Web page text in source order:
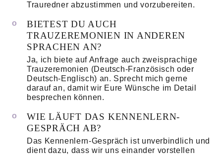
Trauredner abzustimmen und vorzubereiten.
BIETEST DU AUCH
TRAUZEREMONIEN IN ANDEREN
SPRACHEN AN?
Ja, ich biete auf Anfrage auch zweisprachige
Trauzeremonien (Deutsch-Französisch oder
Deutsch-Englisch) an. Sprecht mich gerne
darauf an, damit wir Eure Wünsche im Detail
besprechen können.
WIE LÄUFT DAS KENNENLERN-
GESPRÄCH AB?
Das Kennenlern-Gespräch ist unverbindlich und
dient dazu, dass wir uns einander vorstellen